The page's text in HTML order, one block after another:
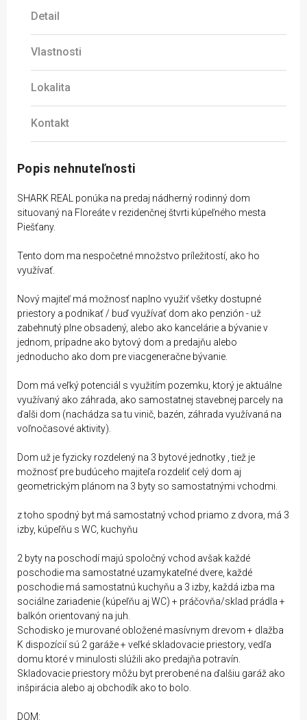
Detail
Vlastnosti
Lokalita
Kontakt
Popis nehnuteľnosti
SHARK REAL ponúka na predaj nádherný rodinný dom
situovaný na Floreáte v rezidenčnej štvrti kúpeľného mesta
Piešťany.
Tento dom ma nespočetné množstvo príležitostí, ako ho
využívať.
Nový majiteľ má možnosť naplno využiť všetky dostupné
priestory a podnikať / buď využívať dom ako penzión - už
zabehnutý plne obsadený, alebo ako kancelárie a bývanie v
jednom, prípadne ako bytový dom a predajňu alebo
jednoducho ako dom pre viacgeneračne bývanie.
Dom má veľký potenciál s využitím pozemku, ktorý je aktuálne
využívaný ako záhrada, ako samostatnej stavebnej parcely na
ďalši dom (nachádza sa tu vinič, bazén, záhrada využívaná na
voľnočasové aktivity).
Dom už je fyzicky rozdelený na 3 bytové jednotky , tiež je
možnosť pre budúceho majiteľa rozdeliť celý dom aj
geometrickým plánom na 3 byty so samostatnými vchodmi.
z toho spodný byt má samostatný vchod priamo z dvora, má 3
izby, kúpeľňu s WC, kuchyňu
2 byty na poschodí majú spoločný vchod avšak každé
poschodie ma samostatné uzamykateľné dvere, každé
poschodie má samostatnú kuchyňu a 3 izby, každá izba ma
sociálne zariadenie (kúpeľňu aj WC) + práčovňa/sklad prádla +
balkón orientovaný na juh.
Schodisko je murované obložené masívnym drevom + dlažba
K dispozícií sú 2 garáže + veľké skladovacie priestory, vedľa
domu ktoré v minulosti slúžili ako predajňa potravín.
Skladovacie priestory môžu byt prerobené na ďalšiu garáž ako
inšpirácia alebo aj obchodík ako to bolo.
DOM: